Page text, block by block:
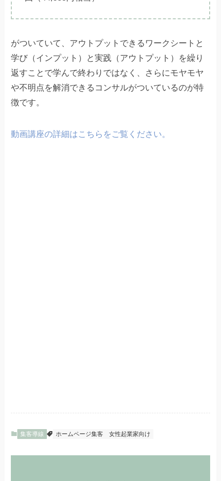
がついていて、アウトプットできるワークシートと
学び（インプット）と実践（アウトプット）を繰り
返すことで学んで終わりではなく、さらにモヤモヤ
や不明点を解消できるコンサルがついているのが特
徴です。
動画講座の詳細はこちらをご覧ください。
集客導線 ホームページ集客 女性起業家向け